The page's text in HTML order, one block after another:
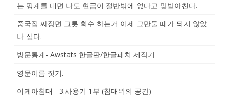
는 핑계를 대면 나도 현금이 절반밖에 없다고 맞받아친다.
중국집 짜장면 그릇 회수 하는거 이제 그만둘 때가 되지 않았
나 싶다.
방문통계- Awstats 한글판/한글패치 제작기
영문이름 짓기.
이케아침대 - 3.사용기 1부 (침대위의 공간)